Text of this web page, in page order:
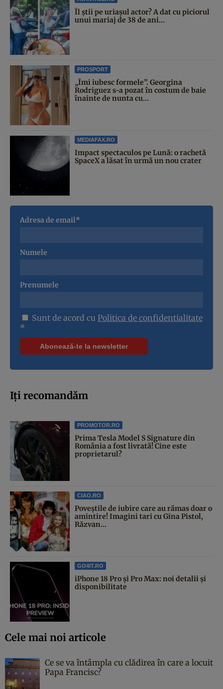
Îl știi pe uriașul actor? A dat cu piciorul
unui mariaj de 38 de ani...
PROSPORT
„Îmi iubesc formele”. Georgina
Rodriguez s-a pozat în costum de baie
înainte de nunta cu...
MEDIAFAX.RO
Impact spectaculos pe Lună: o rachetă
SpaceX a lăsat în urmă un nou crater
Adresa de email*
Numele
Prenumele
Sunt de acord cu Politica de confidentialitate
*
Iți recomandăm
PROMOTOR.RO
Prima Tesla Model S Signature din
România a fost livrată! Cine este
proprietarul?
CIAO.RO
Poveştile de iubire care au rămas doar o
amintire! Imagini tari cu Gina Pistol,
Răzvan...
GO4IT.RO
iPhone 18 Pro și Pro Max: noi detalii și
disponibilitate
Cele mai noi articole
Ce se va întâmpla cu clădirea în care a locuit
Papa Francisc?